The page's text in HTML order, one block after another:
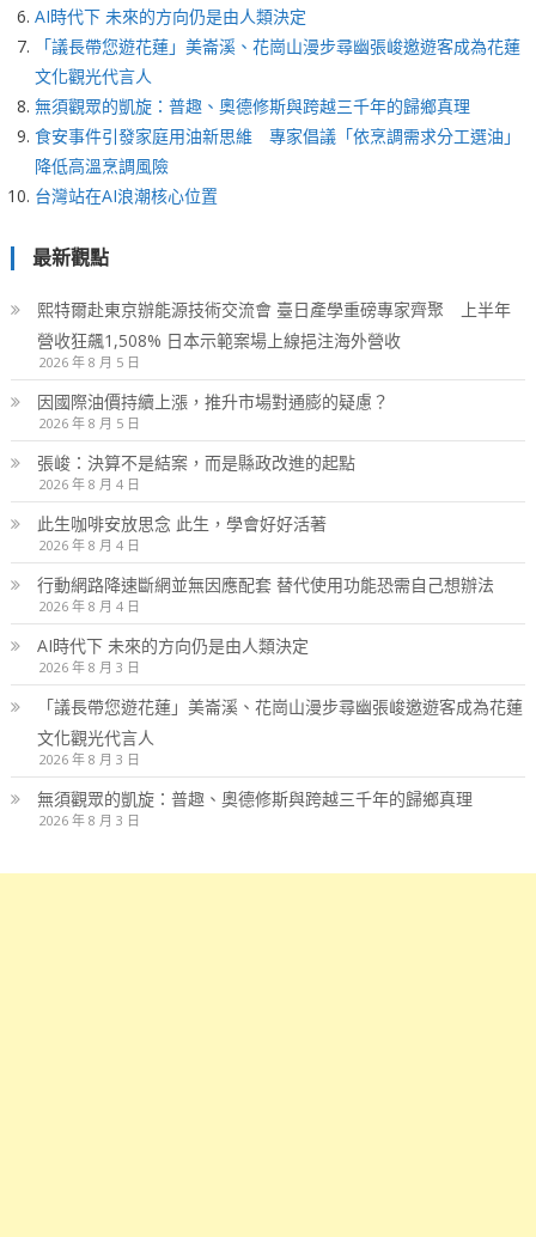
AI時代下 未來的方向仍是由人類決定
「議長帶您遊花蓮」美崙溪、花崗山漫步尋幽張峻邀遊客成為花蓮
文化觀光代言人
無須觀眾的凱旋：普趣、奧德修斯與跨越三千年的歸鄉真理
食安事件引發家庭用油新思維 專家倡議「依烹調需求分工選油」
降低高溫烹調風險
台灣站在AI浪潮核心位置
最新觀點
熙特爾赴東京辦能源技術交流會 臺日產學重磅專家齊聚 上半年
營收狂飆1,508% 日本示範案場上線挹注海外營收
2026 年 8 月 5 日
因國際油價持續上漲，推升市場對通膨的疑慮？
2026 年 8 月 5 日
張峻：決算不是結案，而是縣政改進的起點
2026 年 8 月 4 日
此生咖啡安放思念 此生，學會好好活著
2026 年 8 月 4 日
行動網路降速斷網並無因應配套 替代使用功能恐需自己想辦法
2026 年 8 月 4 日
AI時代下 未來的方向仍是由人類決定
2026 年 8 月 3 日
「議長帶您遊花蓮」美崙溪、花崗山漫步尋幽張峻邀遊客成為花蓮
文化觀光代言人
2026 年 8 月 3 日
無須觀眾的凱旋：普趣、奧德修斯與跨越三千年的歸鄉真理
2026 年 8 月 3 日